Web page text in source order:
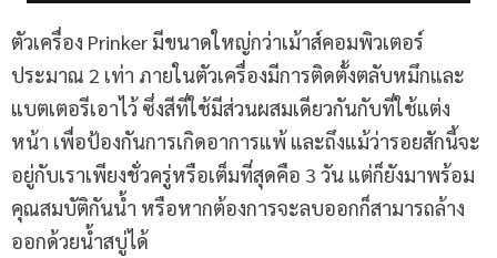
ตัวเครื่อง Prinker มีขนาดใหญ่กว่าเม้าส์คอมพิวเตอร์
ประมาณ 2 เท่า ภายในตัวเครื่องมีการติดตั้งตลับหมึกและ
แบตเตอรีเอาไว้ ซึ่งสีที่ใช้มีส่วนผสมเดียวกันกับที่ใช้แต่ง
หน้า เพื่อป้องกันการเกิดอาการแพ้ และถึงแม้ว่ารอยสักนี้จะ
อยู่กับเราเพียงชั่วครู่หรือเต็มที่สุดคือ 3 วัน แต่ก็ยังมาพร้อม
คุณสมบัติกันน้ำ หรือหากต้องการจะลบออกก็สามารถล้าง
ออกด้วยน้ำสบู่ได้